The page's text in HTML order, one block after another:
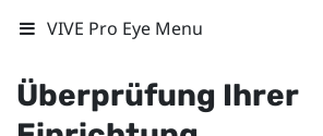
VIVE Pro Eye Menu
Überprüfung Ihrer